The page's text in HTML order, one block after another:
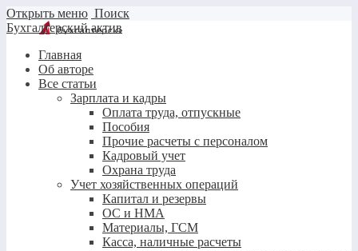
Открыть меню Поиск
Бухгалтерский актив
Главная
Об авторе
Все статьи
Зарплата и кадры
Оплата труда, отпускные
Пособия
Прочие расчеты с персоналом
Кадровый учет
Охрана труда
Учет хозяйственных операций
Капитал и резервы
ОС и НМА
Материалы, ГСМ
Касса, наличные расчеты